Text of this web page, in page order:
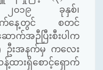
၂၀၁၉ ခုနှစ်၊
က်နေ့တွင် စတင်
က်အဉီပြီးစီးပါက
ဦးအနက်မှ ကလေး
ထားရှိစောင့်ရှောက်